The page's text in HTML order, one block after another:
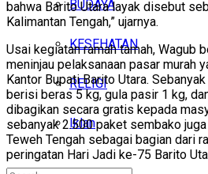
BUDAYA
KESEHATAN
RELIGI
Iklan
bahwa Barito Utara layak disebut
Kalimantan Tengah,” ujarnya.
Usai kegiatan ramah tamah, Wagub
meninjau pelaksanaan pasar murah
Kantor Bupati Barito Utara.
berisi beras 5 kg, gula pasir 1 kg,
dibagikan secara gratis kepada
sebanyak 2.500 paket sembako
Teweh Tengah sebagai bagian dari
peringatan Hari Jadi ke-75 Barito